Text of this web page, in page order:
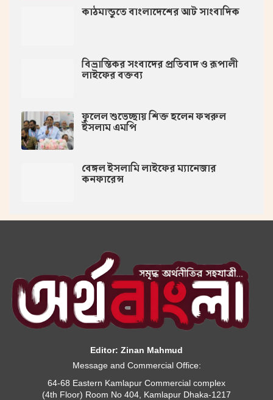
কাঠমান্ডুতে বাংলাদেশের আট সাংবাদিক
বিভ্রান্তিকর সংবাদের প্রতিবাদ ও রূপালী
লাইফের বক্তব্য
ফুলেল শুভেচ্ছায় শিক্ত হলেন ফখরুল
ইসলাম এমপি
বেঙ্গল ইসলামি লাইফের ম্যানেজার
কনফারেন্স
Editor: Zinan Mahmud
Message and Commercial Office:
64-68 Eastern Kamlapur Commercial complex
(4th Floor) Room No 404, Kamlapur Dhaka-1217